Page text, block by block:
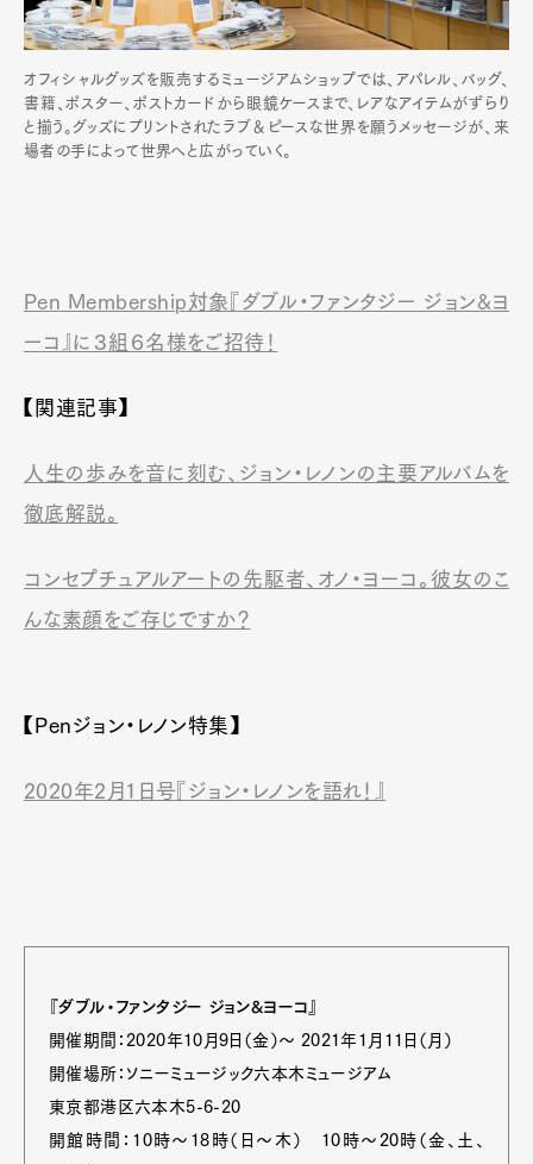
オフィシャルグッズを販売するミュージアムショップでは、アパレル、バッグ、
書籍、ポスター、ポストカードから眼鏡ケースまで、レアなアイテムがずらり
と揃う。グッズにプリントされたラブ＆ピースな世界を願うメッセージが、来
場者の手によって世界へと広がっていく。
Pen Membership対象『ダブル・ファンタジー ジョン&ヨ
ーコ』に３組６名様をご招待！
【関連記事】
人生の歩みを音に刻む、ジョン・レノンの主要アルバムを
徹底解説。
コンセプチュアルアートの先駆者、オノ・ヨーコ。彼女のこ
んな素顔をご存じですか？
【Penジョン・レノン特集】
2020年2月1日号『ジョン・レノンを語れ！』
『ダブル・ファンタジー ジョン&ヨーコ』
開催期間：2020年10月9日（金）～ 2021年1月11日（月）
開催場所：ソニーミュージック六本木ミュージアム
東京都港区六本木5-6-20
開館時間：10時～18時（日〜木） 10時～20時（金、土、